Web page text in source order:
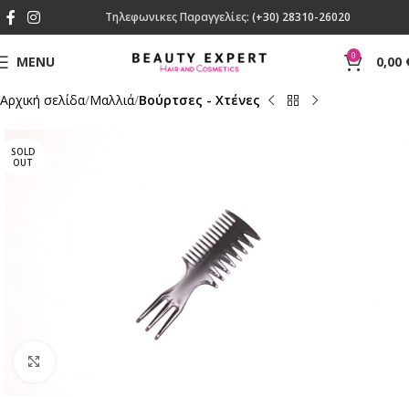
Τηλεφωνικες Παραγγελίες: (+30) 28310-26020
MENU 0 0,00
Αρχική σελίδα Μαλλιά Βούρτσες - Χτένες
SOLD
OUT